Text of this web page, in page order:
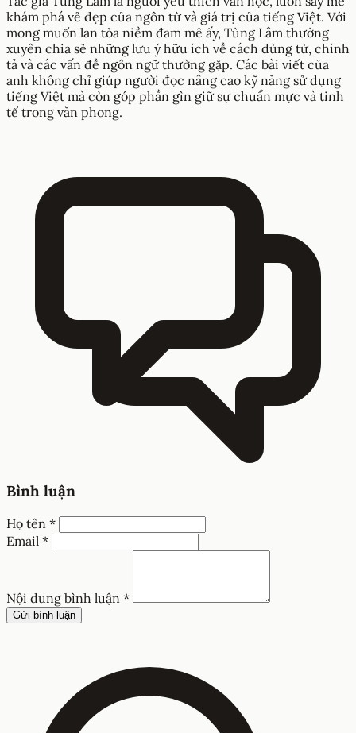
khám phá vẻ đẹp của ngôn từ và giá trị của tiếng Việt. Với
mong muốn lan tỏa niềm đam mê ấy, Tùng Lâm thường
xuyên chia sẻ những lưu ý hữu ích về cách dùng từ, chính
tả và các vấn đề ngôn ngữ thường gặp. Các bài viết của
anh không chỉ giúp người đọc nâng cao kỹ năng sử dụng
tiếng Việt mà còn góp phần gìn giữ sự chuẩn mực và tinh
tế trong văn phong.
Bình luận
Họ tên *
Email *
Nội dung bình luận *
Gửi bình luận